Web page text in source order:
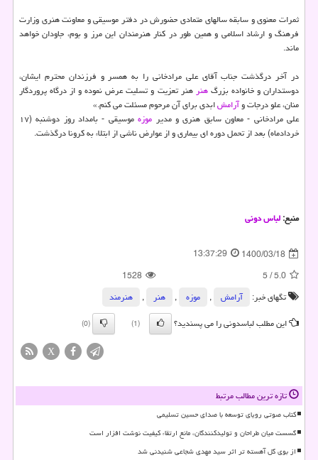
ثمرات معنوی و سابقه سالهای متمادی حضورش در دفتر موسیقی و معاونت هنری وزارت
فرهنگ و ارشاد اسلامی و همین طور در کنار هنرمندان این مرز و بوم، جاودان خواهد
ماند.
در آخر درگذشت جناب آقای علی مرادخانی را به همسر و فرزندان محترم ایشان،
دوستداران و خانواده بزرگهنر هنر تعزیت و تسلیت عرض نموده و از درگاه پروردگار
منان، علو درجات وآرامشابدی برای آن مرحوم مسئلت می کنم.»
علی مرادخانی - معاون سابق هنری و مدیر موزه
موسیقی - بامداد روز دوشنبه (۱۷
خردادماه) بعد از تحمل دوره ای بیماری و از عوارض ناشی از ابتلاء به کرونا درگذشت.
منبع:لباس دونی
1400/03/18
13:37:29
5.0
/
5
1528
تگهای خبر:
آرامش , موزه , هنر ,
هنرمند
این مطلب لباسدونی را می پسندید؟
(1)
(0)
X
تازه ترین مطالب مرتبط
کتاب صوتی رویای توسعه با صدای حسین تسلیمی
گسست میان طراحان و تولیدکنندگان، مانع ارتقاء کیفیت نوشت افزار است
از بوی گل آهسته تر اثر سید مهدی شجاعی شنیدنی شد